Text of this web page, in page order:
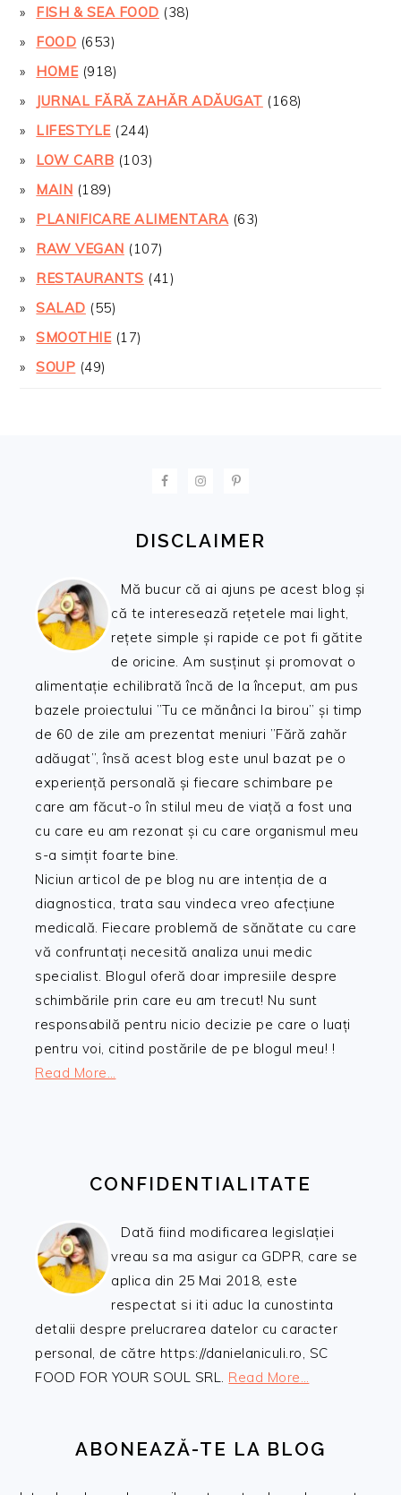
FISH & SEA FOOD (38)
FOOD (653)
HOME(918)
JURNAL FĂRĂ ZAHĂR ADĂUGAT (168)
LIFESTYLE(244)
LOW CARB (103)
MAIN (189)
PLANIFICARE ALIMENTARA(63)
RAW VEGAN (107)
RESTAURANTS (41)
SALAD (55)
SMOOTHIE(17)
SOUP (49)
DISCLAIMER
Mă bucur că ai ajuns pe acest blog și
că te interesează rețetele mai light,
rețete simple și rapide ce pot fi gătite
de oricine. Am susținut și promovat o
alimentație echilibrată încă de la început, am pus
bazele proiectului ”Tu ce mănânci la birou” și timp
de 60 de zile am prezentat meniuri ”Fără zahăr
adăugat”, însă acest blog este unul bazat pe o
experiență personală și fiecare schimbare pe
care am făcut-o în stilul meu de viață a fost una
cu care eu am rezonat și cu care organismul meu
s-a simțit foarte bine.
Niciun articol de pe blog nu are intenția de a
diagnostica, trata sau vindeca vreo afecțiune
medicală. Fiecare problemă de sănătate cu care
vă confruntați necesită analiza unui medic
specialist. Blogul oferă doar impresiile despre
schimbările prin care eu am trecut! Nu sunt
responsabilă pentru nicio decizie pe care o luați
pentru voi, citind postările de pe blogul meu! !
Read More…
CONFIDENTIALITATE
Dată fiind modificarea legislației
vreau sa ma asigur ca GDPR, care se
aplica din 25 Mai 2018, este
respectat si iti aduc la cunostinta
detalii despre prelucrarea datelor cu caracter
personal, de către https://danielaniculi.ro, SC
FOOD FOR YOUR SOUL SRL. Read More…
ABONEAZĂ-TE LA BLOG